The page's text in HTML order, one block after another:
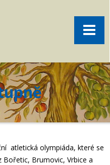
atletická olympiáda, které se
Bořetic, Brumovic, Vrbice a